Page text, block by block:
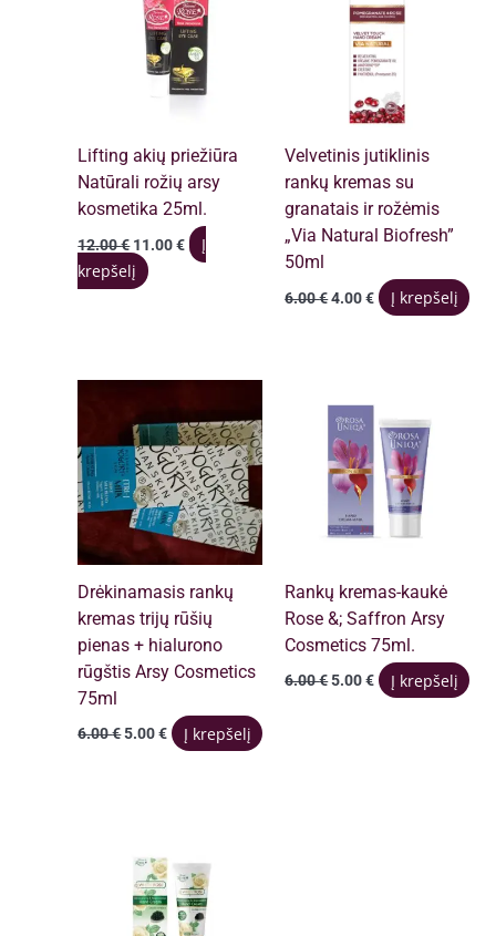
Lifting akių priežiūra
Natūrali rožių arsy
kosmetika 25ml.
12.00€ Original
price
was:
11.00€Current
price
Į
krepšelį
Velvetinis jutiklinis
rankų kremas su
granatais ir rožėmis
„Via Natural Biofresh”
50ml
6.00€ Original
4.00€Current
price
Į krepšelį
Drėkinamasis rankų
kremas trijų rūšių
pienas + hialurono
rūgštis Arsy Cosmetics
75ml
6.00€ Original
5.00€Current
price
Į krepšelį
Rankų kremas-kaukė
Rose &; Saffron Arsy
Cosmetics 75ml.
6.00€ Original
5.00€Current
price
Į krepšelį